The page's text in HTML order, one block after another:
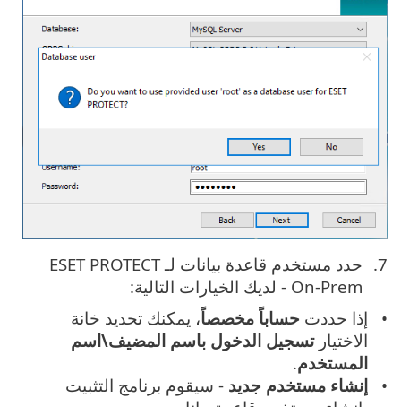
حدد مستخدم قاعدة بيانات لـ ESET PROTECT
On-Prem - لديك الخيارات التالية:
إذا حددت حساباً مخصصاً، يمكنك تحديد خانة
الاختيارتسجيل الدخول باسم المضيف\اسم
المستخدم.
إنشاء مستخدم جديد - سيقوم برنامج التثبيت